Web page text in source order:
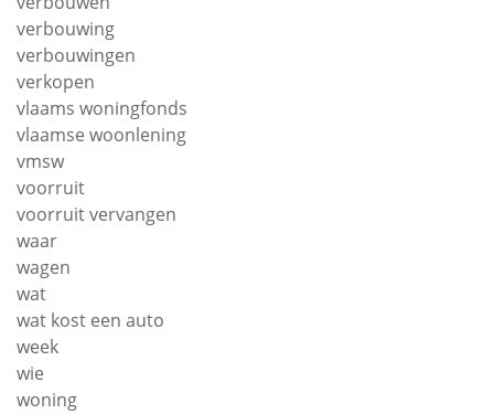
verbouwing
verbouwingen
verkopen
vlaams woningfonds
vlaamse woonlening
vmsw
voorruit
voorruit vervangen
waar
wagen
wat
wat kost een auto
week
wie
woning